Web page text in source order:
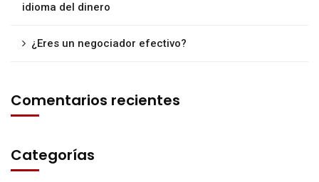
idioma del dinero
¿Eres un negociador efectivo?
Comentarios recientes
Categorías